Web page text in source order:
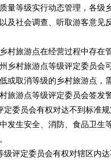
等级实行动态管理，各级
及社会调查、听取游客意
旅游点在经营过程中存在
乡村旅游点等级评定委员
或取消等级的乡村旅游点，
游点等级评定委员会签发
员会有权对达不到标准规
生安全、消防、食品卫生
定委员会有权对辖区内达